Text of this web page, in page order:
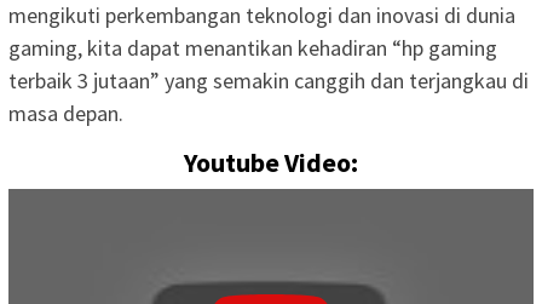
mengikuti perkembangan teknologi dan inovasi di dunia
gaming, kita dapat menantikan kehadiran “hp gaming
terbaik 3 jutaan” yang semakin canggih dan terjangkau di
masa depan.
Youtube Video: